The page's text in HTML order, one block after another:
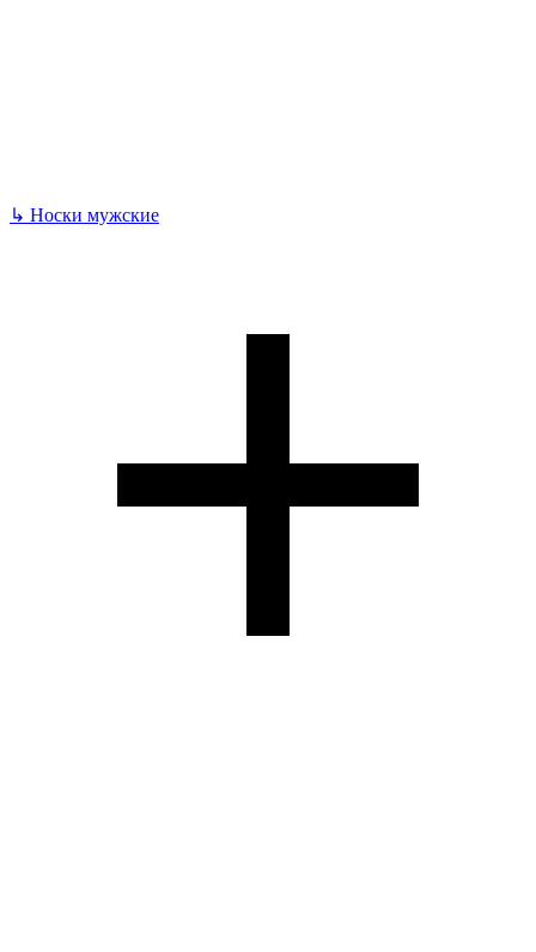
↳ Носки мужские